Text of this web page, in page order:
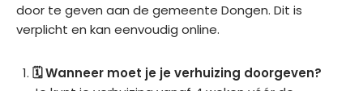
door te geven aan de gemeente Dongen. Dit is
verplicht en kan eenvoudig online.
🗓️ Wanneer moet je je verhuizing doorgeven?